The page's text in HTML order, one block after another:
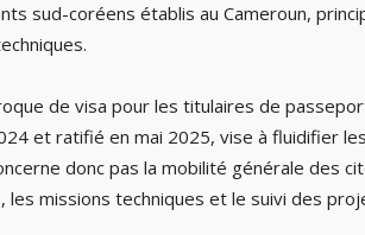
sud-coréens établis au Cameroun,
de visa pour les titulaires de
et ratifié en mai 2025, vise à fluidifier
donc pas la mobilité générale des
les missions techniques et le suivi des